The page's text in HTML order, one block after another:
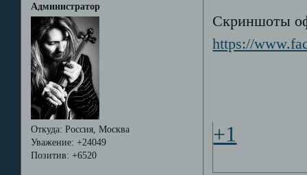
Администратор
Откуда: Россия, Москва
Уважение: +24049
Позитив: +6520
Скриншоты
https://
+1